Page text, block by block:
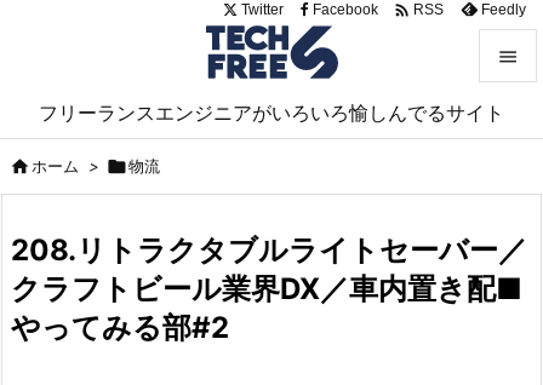
フリーランスエンジニアがいろいろ愉しんでるサイト


サイド

前へ

Twitter Facebook  RSS Feedly
ホーム > 物流
208.リトラクタブルライトセーバー／
クラフトビール業界DX／車内置き配■
やってみる部#2